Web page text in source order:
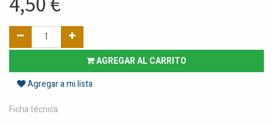
AGREGAR AL CARRITO
Agregar a mi lista
Ficha técnica